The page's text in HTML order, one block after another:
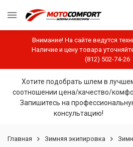
Внимание! На сайте ведутся
Наличие и цену товара
(812) 502-74-26
Хотите подобрать шлем в
соотношении цена/качество/
Запишитесь на
консультацию!
Главная Зимняя экипировка